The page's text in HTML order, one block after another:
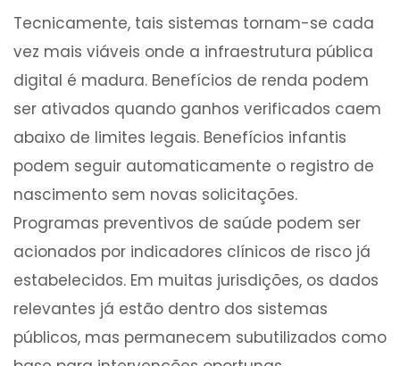
Tecnicamente, tais sistemas tornam-se cada
vez mais viáveis onde a infraestrutura pública
digital é madura. Benefícios de renda podem
ser ativados quando ganhos verificados caem
abaixo de limites legais. Benefícios infantis
podem seguir automaticamente o registro de
nascimento sem novas solicitações.
Programas preventivos de saúde podem ser
acionados por indicadores clínicos de risco já
estabelecidos. Em muitas jurisdições, os dados
relevantes já estão dentro dos sistemas
públicos, mas permanecem subutilizados como